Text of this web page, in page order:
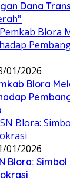
Dana
01/2026
Blora
01/2026
Blora: